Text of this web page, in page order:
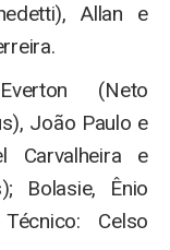
Allan e
(Neto
João Paulo e
Carvalheira e
Bolasie, Ênio
Celso